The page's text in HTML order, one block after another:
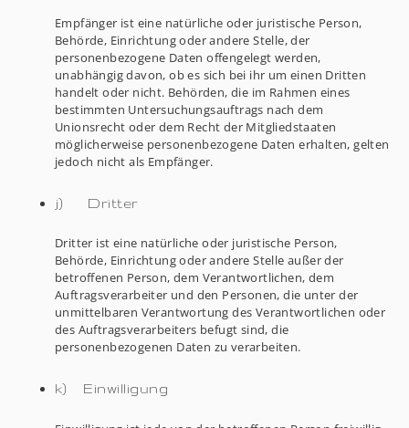
Empfänger ist eine natürliche oder juristische Person,
Behörde, Einrichtung oder andere Stelle, der
personenbezogene Daten offengelegt werden,
unabhängig davon, ob es sich bei ihr um einen Dritten
handelt oder nicht. Behörden, die im Rahmen eines
bestimmten Untersuchungsauftrags nach dem
Unionsrecht oder dem Recht der Mitgliedstaaten
möglicherweise personenbezogene Daten erhalten, gelten
jedoch nicht als Empfänger.
j) Dritter
Dritter ist eine natürliche oder juristische Person,
Behörde, Einrichtung oder andere Stelle außer der
betroffenen Person, dem Verantwortlichen, dem
Auftragsverarbeiter und den Personen, die unter der
unmittelbaren Verantwortung des Verantwortlichen oder
des Auftragsverarbeiters befugt sind, die
personenbezogenen Daten zu verarbeiten.
k) Einwilligung